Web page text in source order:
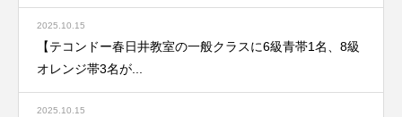
2025.10.15
【テコンドー春日井教室の一般クラスに6級青帯1名、8級
オレンジ帯3名が...
2025.10.15